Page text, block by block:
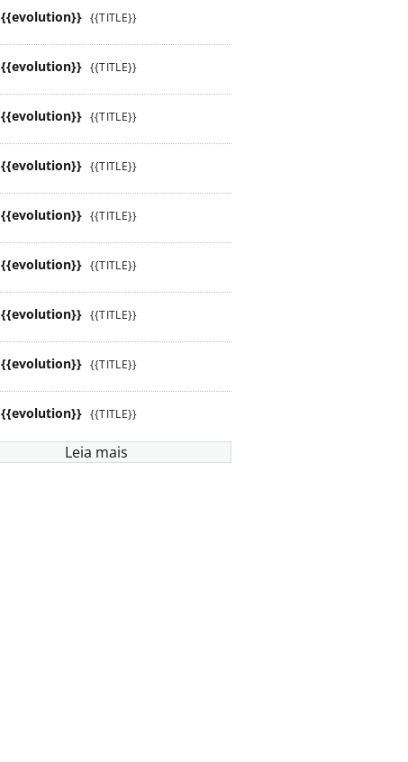
{{evolution}} {{TITLE}}
{{evolution}} {{TITLE}}
{{evolution}} {{TITLE}}
{{evolution}} {{TITLE}}
{{evolution}} {{TITLE}}
{{evolution}} {{TITLE}}
{{evolution}} {{TITLE}}
{{evolution}} {{TITLE}}
{{evolution}} {{TITLE}}
Leia mais